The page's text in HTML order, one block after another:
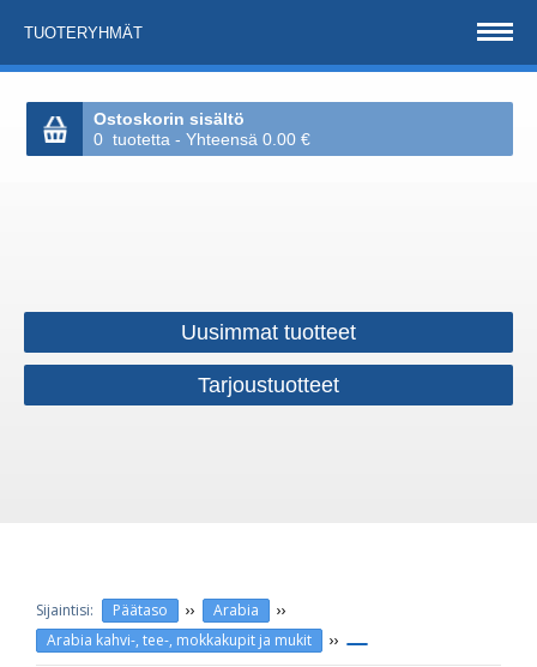
TUOTERYHMÄT
Ostoskorin sisältö
0 tuotetta - Yhteensä 0.00 €
Uusimmat tuotteet
Tarjoustuotteet
Päätaso ›› Arabia ››
Arabia kahvi-, tee-, mokkakupit ja mukit ››